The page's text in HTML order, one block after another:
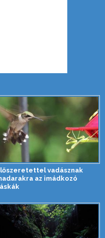
vadásznak
az imádkozó